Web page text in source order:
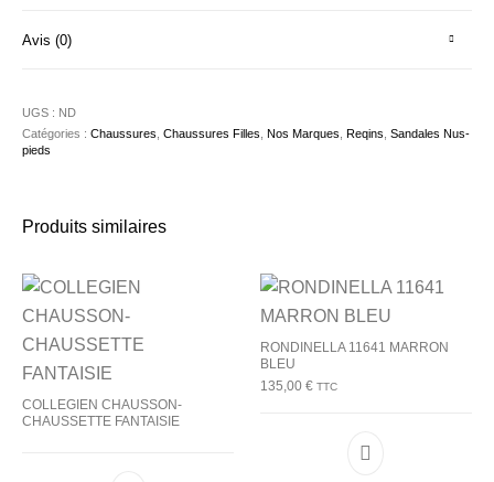
Avis (0)
UGS : ND
Catégories :Chaussures ,Chaussures Filles ,Nos Marques ,Reqins ,Sandales Nus-
pieds
Produits similaires
COLLEGIEN CHAUSSON-
CHAUSSETTE FANTAISIE
RONDINELLA 11641 MARRON
BLEU
135,00 € TTC
Ce produit a